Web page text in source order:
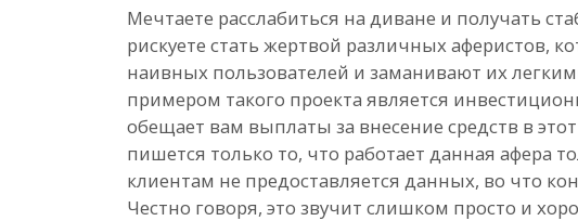
Мечтаете расслабиться на диване и получать
рискуете стать жертвой различных аферистов,
наивных пользователей и заманивают их
примером такого проекта является
обещает вам выплаты за внесение средств в
пишется только то, что работает данная афера
клиентам не предоставляется данных, во что
Честно говоря, это звучит слишком просто и